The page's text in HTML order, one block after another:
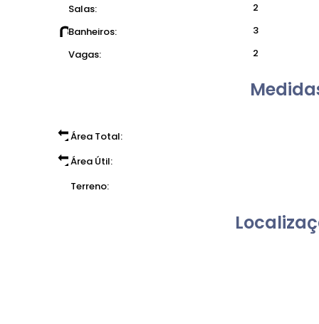
Salas:
2
Banheiros:
3
Vagas:
2
Área Total:
Área Útil:
Terreno: